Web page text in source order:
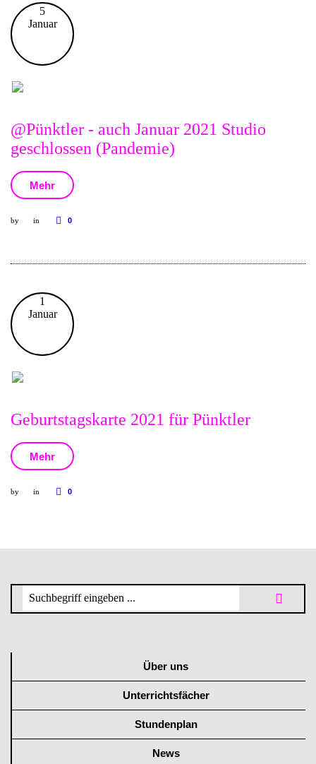
5
Januar
@Pünktler - auch Januar 2021 Studio
geschlossen (Pandemie)
Mehr
by in 0
1
Januar
Geburtstagskarte 2021 für Pünktler
Mehr
by in 0
Über uns
Unterrichtsfächer
Stundenplan
News